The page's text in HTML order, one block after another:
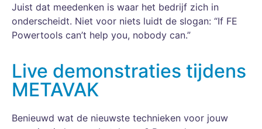
Juist dat meedenken is waar het bedrijf zich in
onderscheidt. Niet voor niets luidt de slogan: “If FE
Powertools can’t help you, nobody can.”
Live demonstraties tijdens
METAVAK
Benieuwd wat de nieuwste technieken voor jouw